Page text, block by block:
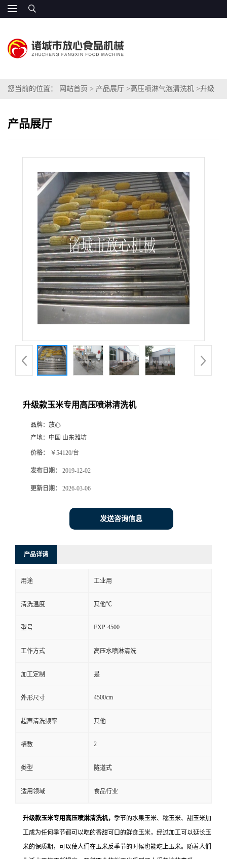
您当前的位置： 网站首页 > 产品展厅 >高压喷淋气泡清洗机 >升级
产品展厅
升级款玉米专用高压喷淋清洗机
品牌： 放心
产地： 中国 山东潍坊
价格： ￥54120/台
发布日期： 2019-12-02
更新日期： 2026-03-06
发送咨询信息
产品详请
用途 工业用
清洗温度 其他℃
型号 FXP-4500
工作方式 高压水喷淋清洗
加工定制 是
外形尺寸 4500cm
超声清洗频率 其他
槽数 2
类型 隧道式
适用领域 食品行业
升级款玉米专用高压喷淋清洗机， 季节的水果玉米、糯玉米、甜玉米加
工成为任何季节都可以吃的香甜可口的鲜食玉米，经过加工可以延长玉
米的保质期，可以使人们在玉米反季节的时候也能吃上玉米。随着人们